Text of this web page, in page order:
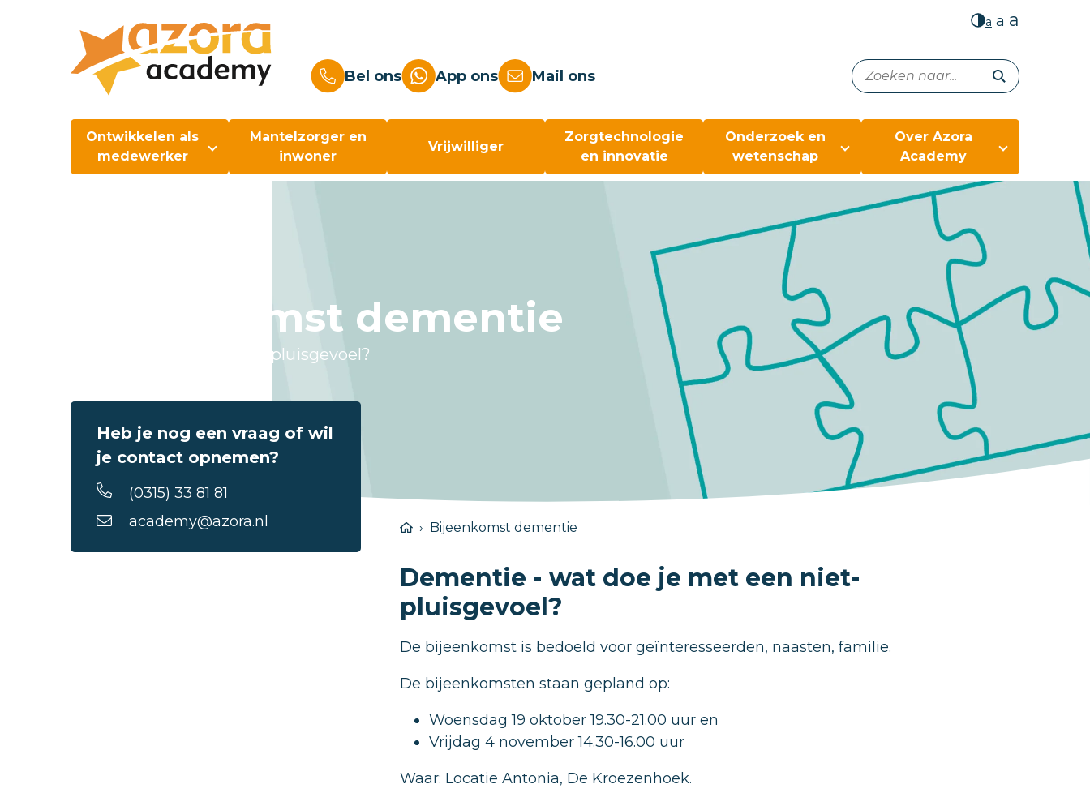
a a a
Bel ons App ons Mail ons
Ontwikkelen als
medewerker
Mantelzorger en
inwoner
Vrijwilliger
Zorgtechnologie
en innovatie
Onderzoek en
wetenschap
Over Azora
Academy
Bijeenkomst dementie
Wat doe je met een niet-pluisgevoel?
Bijeenkomst dementie
Dementie - wat doe je met een niet-
pluisgevoel?
De bijeenkomst is bedoeld voor geïnteresseerden, naasten, familie.
De bijeenkomsten staan gepland op:
Woensdag 19 oktober 19.30-21.00 uur en
Vrijdag 4 november 14.30-16.00 uur
Waar: Locatie Antonia, De Kroezenhoek.
Heb je nog een vraag of wil
je contact opnemen?
(0315) 33 81 81
academy@azora.nl